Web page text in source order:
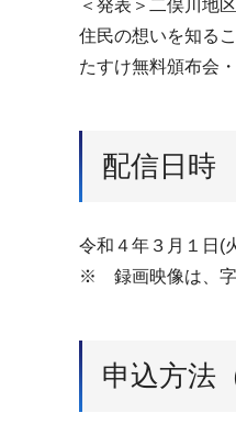
＜発表＞二俣川地区
住民の想いを知る
たすけ無料頒布会
配信日時
令和４年３月１日(
※ 録画映像は、字
申込方法